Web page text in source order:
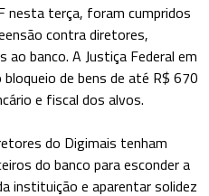
nesta terça, foram cumpridos
contra diretores,
ao banco. A Justiça Federal em
de bens de até R$ 670
e fiscal dos alvos.
do Digimais tenham
do banco para esconder a
instituição e aparentar solidez